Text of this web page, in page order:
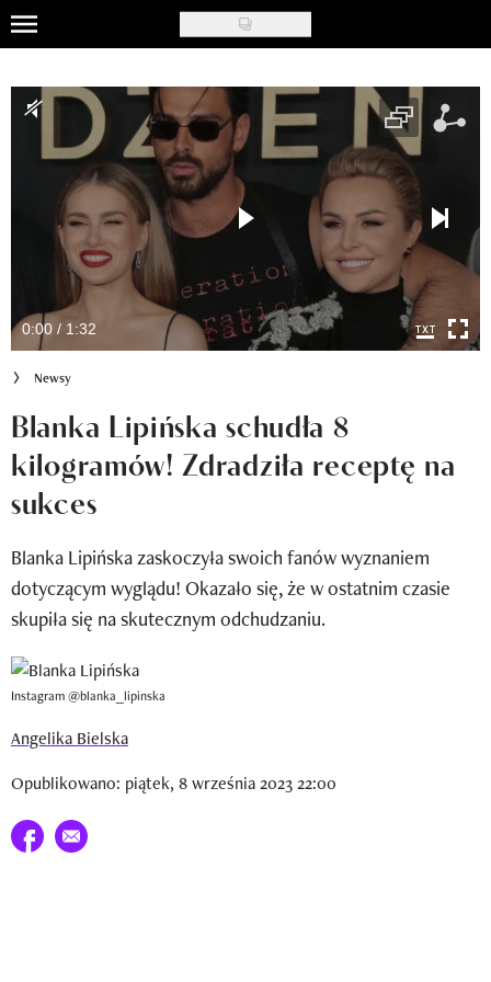
Skip
to
main
content
Moda
Ślub i wesele
Styl życia
Nasze akcje
Inspiracje
Newsy
Newsletter
Wizaz Summer Influ School
Mój profil / Zarejestruj się
0:00 / 1:32
Newsy
Blanka Lipińska schudła 8
kilogramów! Zdradziła receptę na
sukces
Blanka Lipińska zaskoczyła swoich fanów wyznaniem
dotyczącym wyglądu! Okazało się, że w ostatnim czasie
skupiła się na skutecznym odchudzaniu.
Instagram @blanka_lipinska
Angelika Bielska
Opublikowano: piątek, 8 września 2023 22:00
Udostępnij na facebook
E-mail do przyjaciela